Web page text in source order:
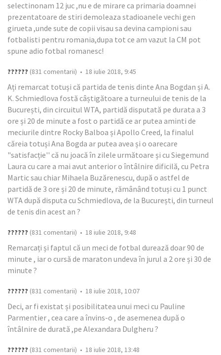
selectinonam 12 juc ,nu e de mirare ca primaria doamnei
prezentatoare de stiri demoleaza stadioanele vechi gen
girueta ,unde sute de copii visau sa devina campioni sau
fotbalisti pentru romania,dupa tot ce am vazut la CM pot
spune adio fotbal romanesc!
?????? (831 comentarii) • 18 iulie 2018, 9:45
Ați remarcat totuși că partida de tenis dinte Ana Bogdan și A.
K. Schmiedlova fostă câștigătoare a turneului de tenis de la
București, din circuitul WTA, partidă disputată pe durata a 3
ore și 20 de minute a fost o partidă ce ar putea aminti de
meciurile dintre Rocky Balboa și Apollo Creed, la finalul
căreia totuși Ana Bogda ar putea avea și o oarecare
"satisfacție'' că nu joacă în zilele următoare și cu Siegemund
Laura cu care a mai avut anterior o întâlnire dificilă, cu Petra
Martic sau chiar Mihaela Buzărenescu, după o astfel de
partidă de 3 ore și 20 de minute, rămânând totuși cu 1 punct
WTA după disputa cu Schmiedlova, de la București, din turneul
de tenis din acest an ?
?????? (831 comentarii) • 18 iulie 2018, 9:48
Remarcați și faptul că un meci de fotbal durează doar 90 de
minute , iar o cursă de maraton undeva în jurul a 2 ore și 30 de
minute ?
?????? (831 comentarii) • 18 iulie 2018, 10:07
Deci, ar fi existat și posibilitatea unui meci cu Pauline
Parmentier , cea care a învins-o , de asemenea după o
întâlnire de durată ,pe Alexandara Dulgheru ?
?????? (831 comentarii) • 18 iulie 2018, 13:48